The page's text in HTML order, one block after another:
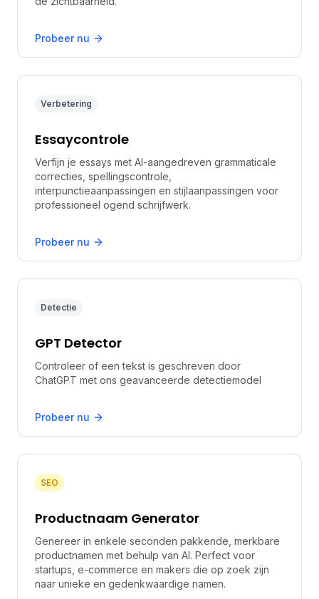
Probeer nu
Verbetering
Essaycontrole
Verfijn je essays met AI-aangedreven grammaticale
correcties, spellingscontrole,
interpunctieaanpassingen en stijlaanpassingen voor
professioneel ogend schrijfwerk.
Probeer nu
Detectie
GPT Detector
Controleer of een tekst is geschreven door
ChatGPT met ons geavanceerde detectiemodel
Probeer nu
SEO
Productnaam Generator
Genereer in enkele seconden pakkende, merkbare
productnamen met behulp van AI. Perfect voor
startups, e-commerce en makers die op zoek zijn
naar unieke en gedenkwaardige namen.